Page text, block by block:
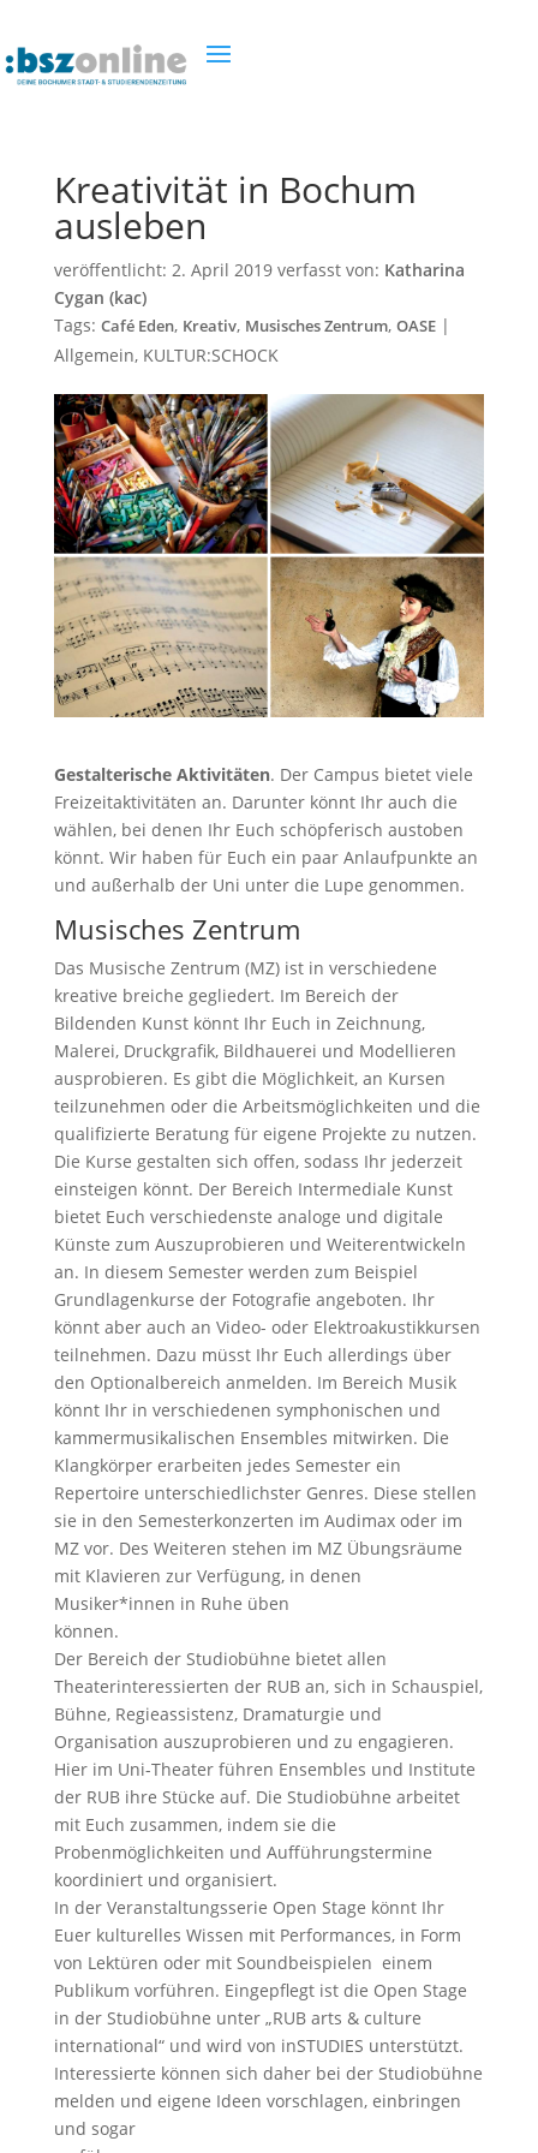
Kreativität in Bochum
ausleben
veröffentlicht: 2. April 2019verfasst von: Katharina
Cygan (kac)
Tags: Café Eden, Kreativ, Musisches Zentrum, OASE|
Allgemein, KULTUR:SCHOCK
Gestalterische Aktivitäten. Der Campus bietet viele
Freizeitaktivitäten an. Darunter könnt Ihr auch die
wählen, bei denen Ihr Euch schöpferisch austoben
könnt. Wir haben für Euch ein paar Anlaufpunkte an
und außerhalb der Uni unter die Lupe genommen.
Musisches Zentrum
Das Musische Zentrum (MZ) ist in verschiedene
kreative breiche gegliedert. Im Bereich der
Bildenden Kunst könnt Ihr Euch in Zeichnung,
Malerei, Druckgrafik, Bildhauerei und Modellieren
ausprobieren. Es gibt die Möglichkeit, an Kursen
teilzunehmen oder die Arbeitsmöglichkeiten und die
qualifizierte Beratung für eigene Projekte zu nutzen.
Die Kurse gestalten sich offen, sodass Ihr jederzeit
einsteigen könnt. Der Bereich Intermediale Kunst
bietet Euch verschiedenste analoge und digitale
Künste zum Auszuprobieren und Weiterentwickeln
an. In diesem Semester werden zum Beispiel
Grundlagenkurse der Fotografie angeboten. Ihr
könnt aber auch an Video- oder Elektroakustikkursen
teilnehmen. Dazu müsst Ihr Euch allerdings über
den Optionalbereich anmelden. Im Bereich Musik
könnt Ihr in verschiedenen symphonischen und
kammermusikalischen Ensembles mitwirken. Die
Klangkörper erarbeiten jedes Semester ein
Repertoire unterschiedlichster Genres. Diese stellen
sie in den Semesterkonzerten im Audimax oder im
MZ vor. Des Weiteren stehen im MZ Übungsräume
mit Klavieren zur Verfügung, in denen
Musiker*innen in Ruhe üben
können.
Der Bereich der Studiobühne bietet allen
Theaterinteressierten der RUB an, sich in Schauspiel,
Bühne, Regieassistenz, Dramaturgie und
Organisation auszuprobieren und zu engagieren.
Hier im Uni-Theater führen Ensembles und Institute
der RUB ihre Stücke auf. Die Studiobühne arbeitet
mit Euch zusammen, indem sie die
Probenmöglichkeiten und Aufführungstermine
koordiniert und organisiert.
In der Veranstaltungsserie Open Stage könnt Ihr
Euer kulturelles Wissen mit Performances, in Form
von Lektüren oder mit Soundbeispielen einem
Publikum vorführen. Eingepflegt ist die Open Stage
in der Studiobühne unter „RUB arts & culture
international“ und wird von inSTUDIES unterstützt.
Interessierte können sich daher bei der Studiobühne
melden und eigene Ideen vorschlagen, einbringen
und sogar